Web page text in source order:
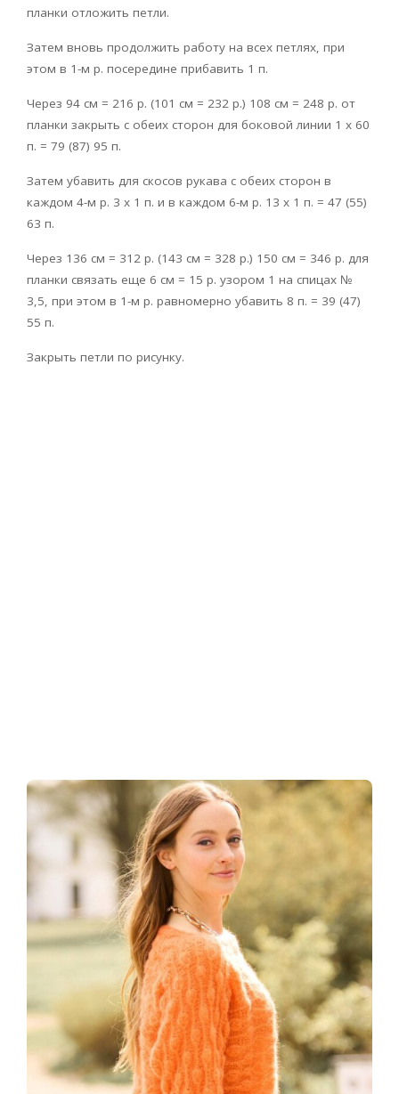
планки отложить петли.
Затем вновь продолжить работу на всех петлях, при
этом в 1-м р. посередине прибавить 1 п.
Через 94 см = 216 р. (101 см = 232 р.) 108 см = 248 р. от
планки закрыть с обеих сторон для боковой линии 1 x 60
п. = 79 (87) 95 п.
Затем убавить для скосов рукава с обеих сторон в
каждом 4-м р. 3 x 1 п. и в каждом 6-м р. 13 x 1 п. = 47 (55)
63 п.
Через 136 см = 312 р. (143 см = 328 р.) 150 см = 346 р. для
планки связать еще 6 см = 15 р. узором 1 на спицах №
3,5, при этом в 1-м р. равномерно убавить 8 п. = 39 (47)
55 п.
Закрыть петли по рисунку.